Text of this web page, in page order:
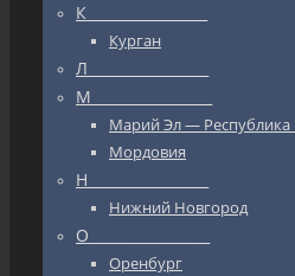
К_________________
Курган
Л_________________
М_________________
Марий Эл —
Мордовия
Н_________________
Нижний Новгород
О_________________
Оренбург